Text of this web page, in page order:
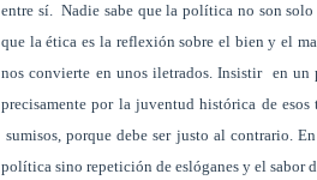
entre sí. Nadie sabe que la política no son
que la ética es la reflexión sobre el bien y el
nos convierte en unos iletrados. Insistir en un
precisamente por la juventud histórica de
sumisos, porque debe ser justo al contrario.
política sino repetición de eslóganes y el sabor